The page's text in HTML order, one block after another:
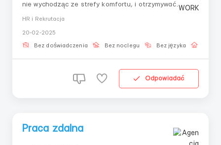
nie wychodząc ze strefy komfortu, i otrzymywać
wygodnie ✔ Darmowe szkolenie i wsparcie krok po
kroku ✔ Łatwe zadania, które pas...
HR i Rekrutacja
20-02-2025
Bez doświadczenia Bez noclegu Bez języka
Odpowiadać
Praca zdalna